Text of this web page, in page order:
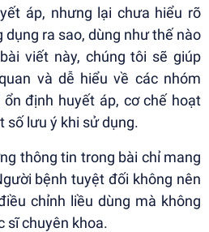
áp, nhưng lại chưa hiểu rõ
ra sao, dùng như thế nào
viết này, chúng tôi sẽ giúp
và dễ hiểu về các nhóm
định huyết áp, cơ chế hoạt
số lưu ý khi sử dụng.
thông tin trong bài chỉ mang
bệnh tuyệt đối không nên
chỉnh liều dùng mà không
sĩ chuyên khoa.